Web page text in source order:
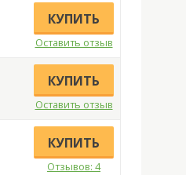
КУПИТЬ
Оставить отзыв
КУПИТЬ
Оставить отзыв
КУПИТЬ
Отзывов: 4